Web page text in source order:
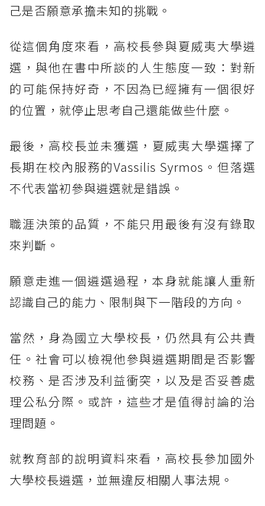
己是否願意承擔未知的挑戰。
從這個角度來看，高校長參與夏威夷大學遴
選，與他在書中所談的人生態度一致：對新
的可能保持好奇，不因為已經擁有一個很好
的位置，就停止思考自己還能做些什麼。
最後，高校長並未獲選，夏威夷大學選擇了
長期在校內服務的Vassilis Syrmos。但落選
不代表當初參與遴選就是錯誤。
職涯決策的品質，不能只用最後有沒有錄取
來判斷。
願意走進一個遴選過程，本身就能讓人重新
認識自己的能力、限制與下一階段的方向。
當然，身為國立大學校長，仍然具有公共責
任。社會可以檢視他參與遴選期間是否影響
校務、是否涉及利益衝突，以及是否妥善處
理公私分際。或許，這些才是值得討論的治
理問題。
就教育部的說明資料來看，高校長參加國外
大學校長遴選，並無違反相關人事法規。